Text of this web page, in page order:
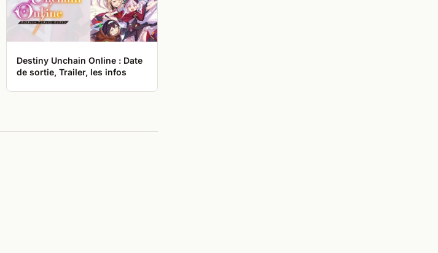
Destiny Unchain Online : Date
de sortie, Trailer, les infos